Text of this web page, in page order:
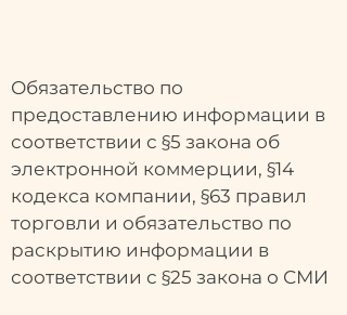
Обязательство по
предоставлению информации в
соответствии с §5 закона об
электронной коммерции, §14
кодекса компании, §63 правил
торговли и обязательство по
раскрытию информации в
соответствии с §25 закона о СМИ